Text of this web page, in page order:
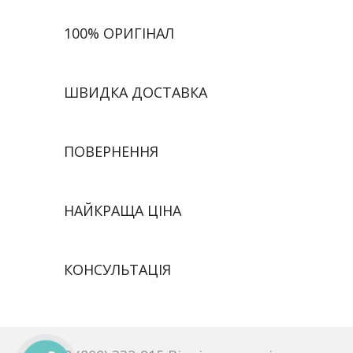
100% ОРИГІНАЛ
ШВИДКА ДОСТАВКА
ПОВЕРНЕННЯ
НАЙКРАЩА ЦІНА
КОНСУЛЬТАЦІЯ